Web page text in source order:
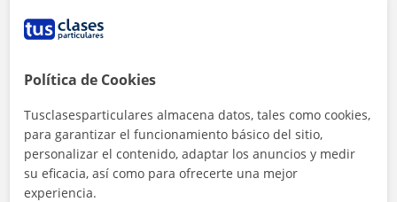
1ª clase gratis
Política de Cookies
Tusclasesparticulares almacena datos, tales como cookies,
para garantizar el funcionamiento básico del sitio,
personalizar el contenido, adaptar los anuncios y medir
su eficacia, así como para ofrecerte una mejor
experiencia.